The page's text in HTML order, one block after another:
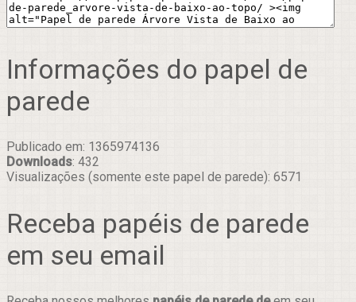
Informações do papel de
parede
Publicado em: 1365974136
Downloads: 432
Visualizações (somente este papel de parede): 6571
Receba papéis de parede
em seu email